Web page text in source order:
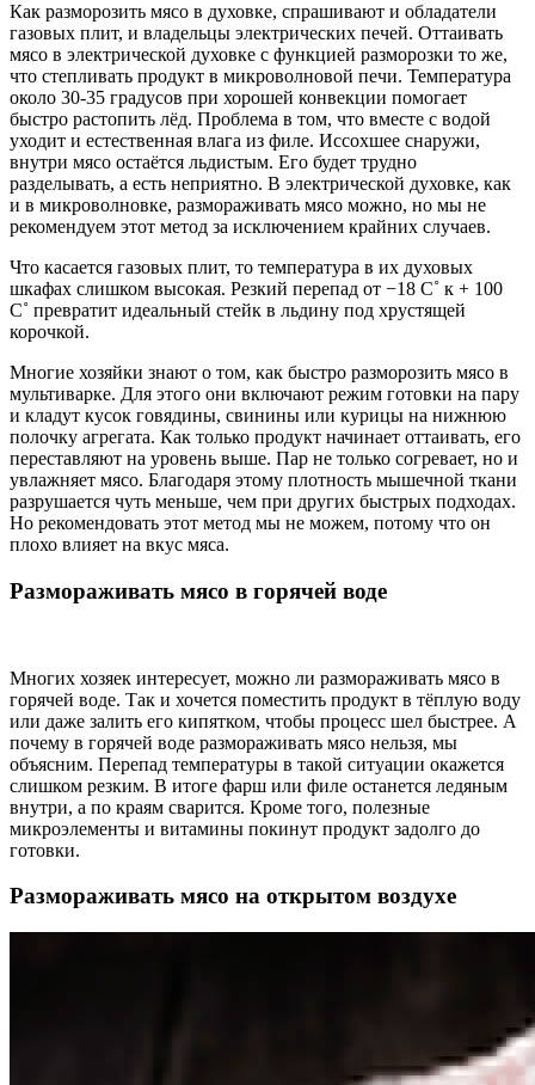
Как разморозить мясо в духовке, спрашивают и обладатели
газовых плит, и владельцы электрических печей. Оттаивать
мясо в электрической духовке с функцией разморозки то же,
что степливать продукт в микроволновой печи. Температура
около 30-35 градусов при хорошей конвекции помогает
быстро растопить лёд. Проблема в том, что вместе с водой
уходит и естественная влага из филе. Иссохшее снаружи,
внутри мясо остаётся льдистым. Его будет трудно
разделывать, а есть неприятно. В электрической духовке, как
и в микроволновке, размораживать мясо можно, но мы не
рекомендуем этот метод за исключением крайних случаев.
Что касается газовых плит, то температура в их духовых
шкафах слишком высокая. Резкий перепад от −18 C˚ к + 100
C˚ превратит идеальный стейк в льдину под хрустящей
корочкой.
Многие хозяйки знают о том, как быстро разморозить мясо в
мультиварке. Для этого они включают режим готовки на пару
и кладут кусок говядины, свинины или курицы на нижнюю
полочку агрегата. Как только продукт начинает оттаивать, его
переставляют на уровень выше. Пар не только согревает, но и
увлажняет мясо. Благодаря этому плотность мышечной ткани
разрушается чуть меньше, чем при других быстрых подходах.
Но рекомендовать этот метод мы не можем, потому что он
плохо влияет на вкус мяса.
Размораживать мясо в горячей воде
Многих хозяек интересует, можно ли размораживать мясо в
горячей воде. Так и хочется поместить продукт в тёплую воду
или даже залить его кипятком, чтобы процесс шел быстрее. А
почему в горячей воде размораживать мясо нельзя, мы
объясним. Перепад температуры в такой ситуации окажется
слишком резким. В итоге фарш или филе останется ледяным
внутри, а по краям сварится. Кроме того, полезные
микроэлементы и витамины покинут продукт задолго до
готовки.
Размораживать мясо на открытом воздухе